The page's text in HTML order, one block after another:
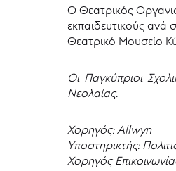
Ο Θεατρικός
εκπαιδευτικούς
Θεατρικό Μουσείο
Οι Παγκύπριοι
Νεολαίας.
Χορηγός: Allwyn
Υποστηρικτής:
Χορηγός